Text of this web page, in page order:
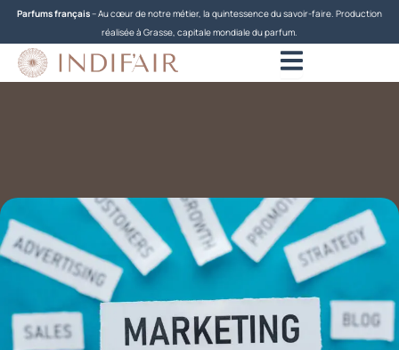
Aller
contenu
Parfums français– Au cœur de notre métier, la quintessence du savoir-faire. Production
réalisée à Grasse, capitale mondiale du parfum.